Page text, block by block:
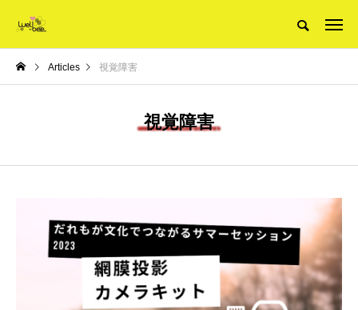
Articles 視覚障害
視覚障害